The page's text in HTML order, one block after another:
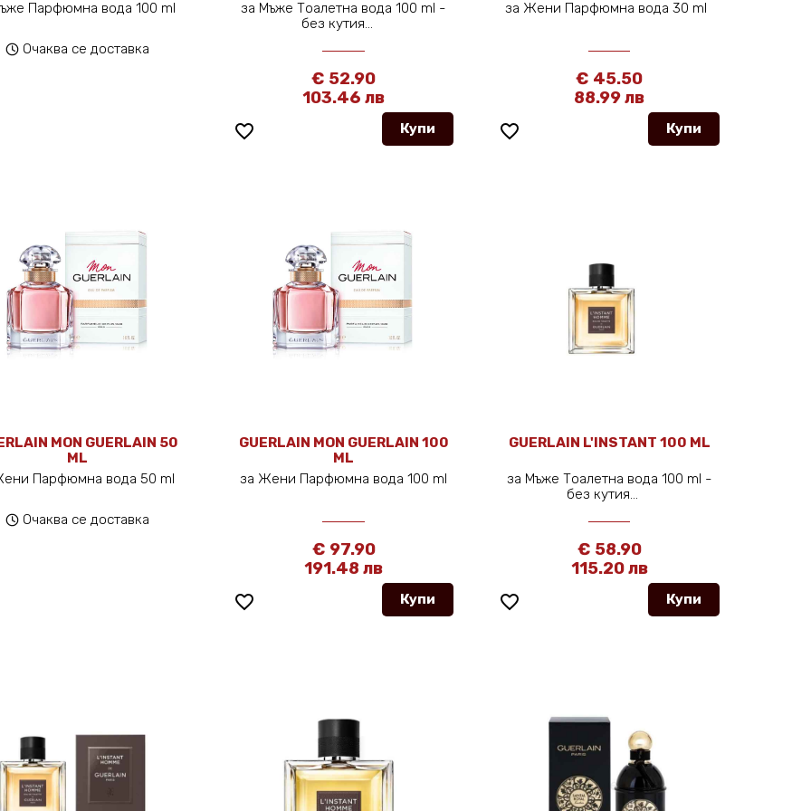
Парфюмна вода 100 ml
Очаква се доставка
favorite_border
за Мъже Тоалетна вода 100 ml -
без кутия...
€ 52.90
103.46 лв
Купи favorite_border
за Жени Парфюмна вода 30 ml
€ 45.50
88.99 лв
Купи
MON GUERLAIN 50
ML
Парфюмна вода 50 ml
Очаква се доставка
favorite_border
GUERLAIN MON GUERLAIN 100
ML
за Жени Парфюмна вода 100 ml
€ 97.90
191.48 лв
Купи favorite_border
GUERLAIN L'INSTANT 100 ML
за Мъже Тоалетна вода 100 ml -
без кутия...
€ 58.90
115.20 лв
Купи